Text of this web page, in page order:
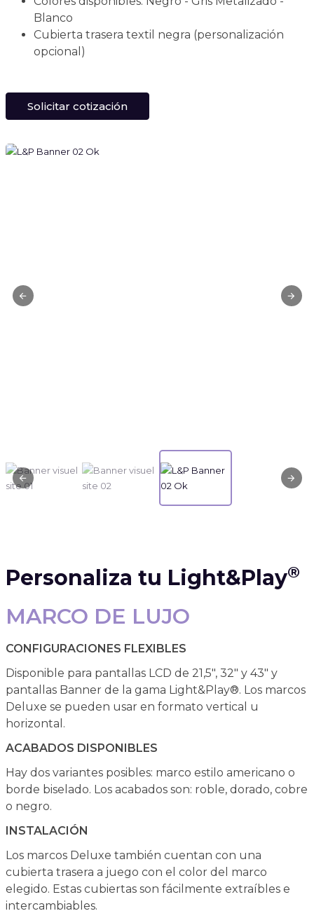
Blanco
Cubierta trasera textil negra (personalización
opcional)
Solicitar cotización
Personaliza tu Light&Play®
MARCO DE LUJO
CONFIGURACIONES FLEXIBLES
Disponible para pantallas LCD de 21,5", 32" y 43" y
pantallas Banner de la gama Light&Play®. Los marcos
Deluxe se pueden usar en formato vertical u
horizontal.
ACABADOS DISPONIBLES
Hay dos variantes posibles: marco estilo americano o
borde biselado. Los acabados son: roble, dorado, cobre
o negro.
INSTALACIÓN
Los marcos Deluxe también cuentan con una
cubierta trasera a juego con el color del marco
elegido. Estas cubiertas son fácilmente extraíbles e
intercambiables.